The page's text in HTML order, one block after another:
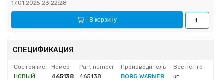
17.01.2025 23:22:28
В корзину
СПЕЦИФИКАЦИЯ
Состояние Номер Part number Производитель
Вес нетто
НОВЫЙ
465138 465138 BORG WARNER кг